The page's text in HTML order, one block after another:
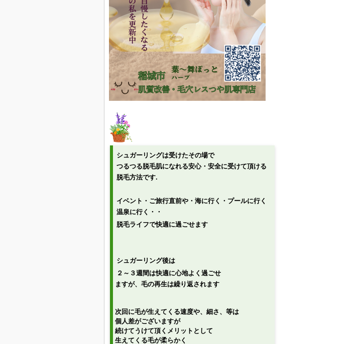
シュガーリングは受けたその場で
つるつる脱毛肌になれる安心・安全に受けて頂ける
脱毛方法です.
イベント・ご旅行直前や・海に行く・プールに行く
温泉に行く・・
脱毛ライフで快適に過ごせます
シュガーリング後は
２～３週間は快適に心地よく過ごせ
ますが、毛の再生は繰り返されます
次回に毛が生えてくる速度や、細さ、等は
個人差がございますが
続けてうけて頂くメリットとして
生えてくる毛が柔らかく